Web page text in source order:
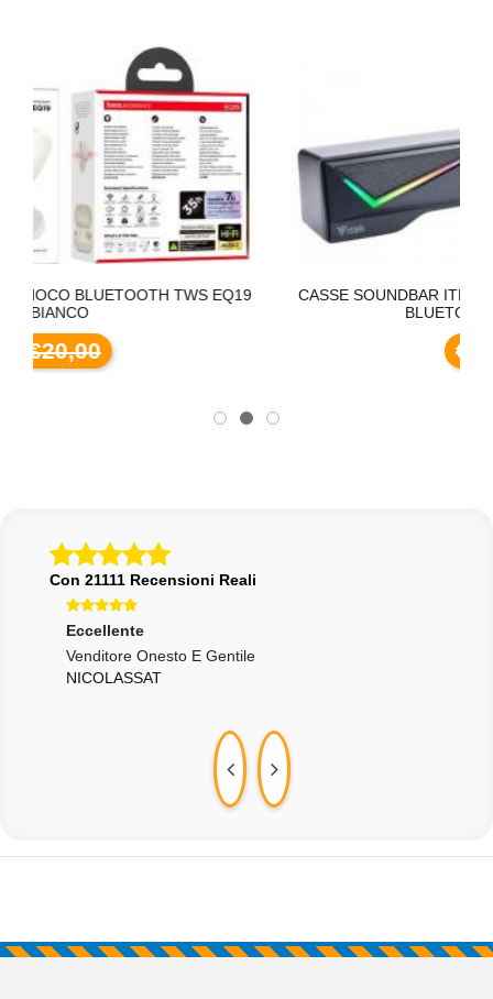
EQ19
CASSE SOUNDBAR ITEK S101 GAMING RGB ON-
Con 21111 Recensioni Reali
Eccellente
Venditore Onesto E Gentile
NICOLASSAT